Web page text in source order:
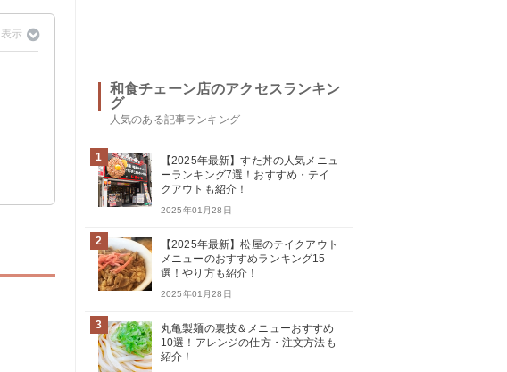
和食チェーン店のアクセスランキン
グ
人気のある記事ランキング
1
【2025年最新】すた丼の人気メニュ
ーランキング7選！おすすめ・テイ
クアウトも紹介！
2025年01月28日
2
【2025年最新】松屋のテイクアウト
メニューのおすすめランキング15
選！やり方も紹介！
2025年01月28日
3
丸亀製麺の裏技＆メニューおすすめ
10選！アレンジの仕方・注文方法も
紹介！